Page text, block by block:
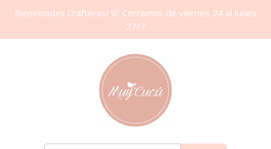
Bienvenidxs Crafterxs! 🩷 Cerramos de viernes 24 al lunes
27/7